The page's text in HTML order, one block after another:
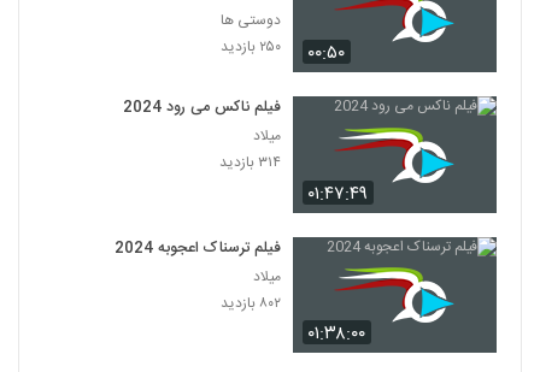
۰۰:۵۰
دوستی ها
۲۵۰ بازدید
۰۱:۴۷:۴۹
فیلم ناکس می رود 2024
میلاد
۳۱۴ بازدید
۰۱:۳۸:۰۰
فیلم ترسناک اعجوبه 2024
میلاد
۸۰۲ بازدید